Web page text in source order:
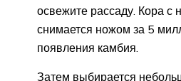
освежите рассаду. Кора с
снимается ножом за 5
появления камбия.
Затем выбирается